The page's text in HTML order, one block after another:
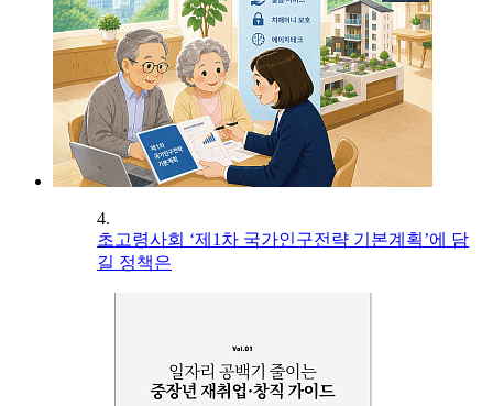
4.
초고령사회 ‘제1차 국가인구전략 기본계획’에 담
길 정책은